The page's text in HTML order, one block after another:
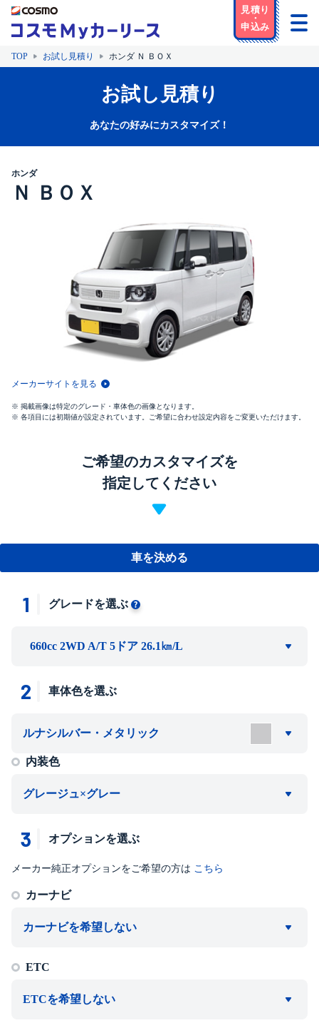
TOP お試し見積り ホンダ Ｎ ＢＯＸ
お試し見積り
あなたの好みにカスタマイズ！
ホンダ
Ｎ ＢＯＸ
メーカーサイトを見る
掲載画像は特定のグレード・車体色の画像となります。
各項目には初期値が設定されています。ご希望に合わせ設定内容をご変更いただけます。
ご希望のカスタマイズを
指定してください
車を決める
1 グレードを選ぶ
660cc 2WD A/T 5ドア 26.1㎞/L
2 車体色を選ぶ
ルナシルバー・メタリック
内装色
グレージュ×グレー
3 オプションを選ぶ
メーカー純正オプションをご希望の方は こちら
カーナビ
カーナビを希望しない
ETC
ETCを希望しない